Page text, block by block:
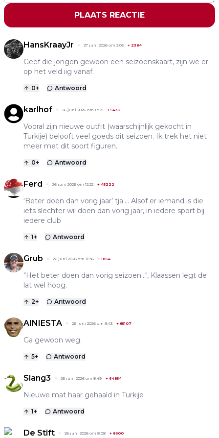
PLAATS REACTIE
HansKraayJr 27 juni 2026 om 2:05 + 2384
Geef die jongen gewoon een seizoenskaart, zijn we er
op het veld iig vanaf.
0+ Antwoord
karlhof 26 juni 2026 om 13:25 + 5432
Vooral zijn nieuwe outfit (waarschijnlijk gekocht in
Turkije) belooft veel goeds dit seizoen. Ik trek het niet
meer met dit soort figuren.
0+ Antwoord
Ferd 26 juni 2026 om 12:22 + 45222
‘Beter doen dan vorig jaar’ tja…. Alsof er iemand is die
iets slechter wil doen dan vorig jaar, in iedere sport bij
iedere club
1+ Antwoord
Grub 26 juni 2026 om 11:36 +1864
"Het beter doen dan vorig seizoen...", Klaassen legt de
lat wel hoog.
2+ Antwoord
AINIESTA 26 juni 2026 om 9:43 + 85107
Ga gewoon weg.
5+ Antwoord
Slang3 26 juni 2026 om 8:49 + 64854
Nieuwe mat haar gehaald in Turkije
1+ Antwoord
De Stift 26 juni 2026 om 8:08 + 8600